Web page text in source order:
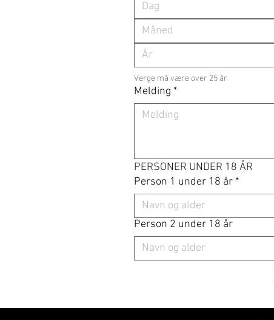
Måned
Verge må være over 25 år
Melding *
PERSONER UNDER 18 ÅR
Person 1 under 18 år *
Person 2 under 18 år